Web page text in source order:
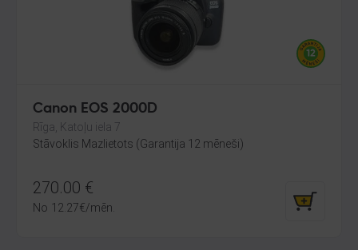
Canon EOS 2000D
Rīga, Katoļu iela 7
Stāvoklis Mazlietots (Garantija 12 mēneši)
270.00 €
No 12.27€/mēn.